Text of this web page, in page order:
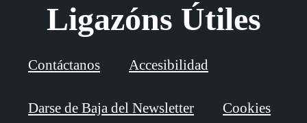
Ligazóns Útiles
Contáctanos Accesibilidad
Darse de Baja del Newsletter Cookies